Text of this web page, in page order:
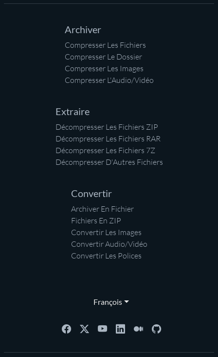
Archiver
Compresser Les Fichiers
Compresser Le Dossier
Compresser Les Images
Compresser L'Audio/Vidéo
Extraire
Décompresser Les Fichiers ZIP
Décompresser Les Fichiers RAR
Décompresser Les Fichiers 7Z
Décompresser D'Autres Fichiers
Convertir
Archiver En Fichier
Fichiers En ZIP
Convertir Les Images
Convertir Audio/Vidéo
Convertir Les Polices
François